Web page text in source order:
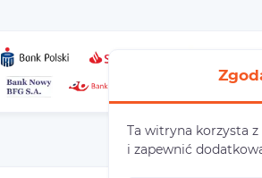
Ta witryna korzysta
i zapewnić